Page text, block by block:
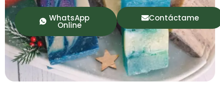
WhatsApp
Online
Contáctame